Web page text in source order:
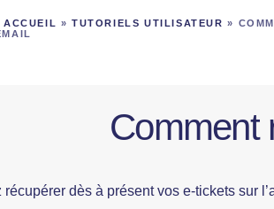
ACCUEIL »TUTORIELS UTILISATEUR »
Comment
récupérer dès à présent vos e-tickets sur